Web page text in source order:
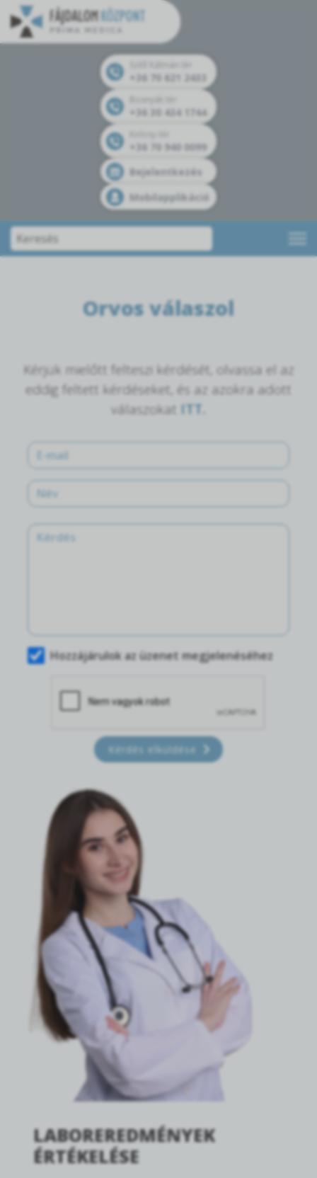
+36 70 621 2433
+36 30 434 1744
+36 70 940 0099
Bejelentkezés
Mobilapplikáció
Orvos válaszol
Kérjük mielőtt felteszi kérdését, olvassa el az
eddig feltett kérdéseket, és az azokra adott
válaszokat ITT.
Hozzájárulok az üzenet megjelenéséhez
Kérdés elküldése
LABOREREDMÉNYEK
ÉRTÉKELÉSE